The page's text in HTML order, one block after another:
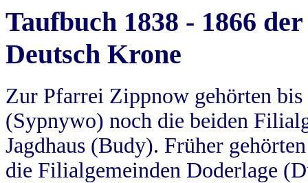
Taufbuch 1838 - 1866
Deutsch Krone
Zur Pfarrei Zippnow gehörten
(Sypnywo) noch die beiden
Jagdhaus (Budy). Früher
die Filialgemeinden Doderlage